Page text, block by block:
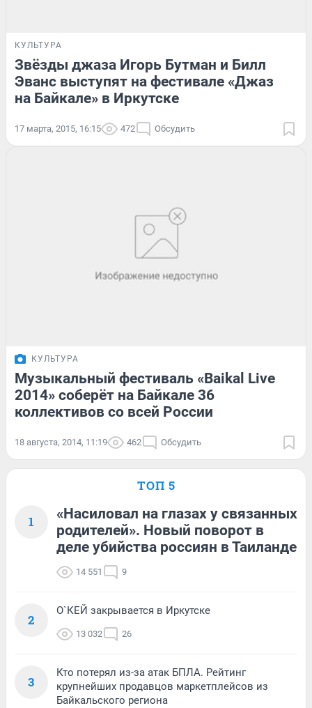
КУЛЬТУРА
Звёзды джаза Игорь Бутман и Билл
Эванс выступят на фестивале «Джаз
на Байкале» в Иркутске
17 марта, 2015, 16:15 472 Обсудить
КУЛЬТУРА
Музыкальный фестиваль «Baikal Live
2014» соберёт на Байкале 36
коллективов со всей России
18 августа, 2014, 11:19 462 Обсудить
ТОП 5
1
«Насиловал на глазах у связанных
родителей». Новый поворот в
деле убийства россиян в Таиланде
14 551 9
2
О`КЕЙ закрывается в Иркутске
13 032 26
3
Кто потерял из-за атак БПЛА. Рейтинг
крупнейших продавцов маркетплейсов из
Байкальского региона